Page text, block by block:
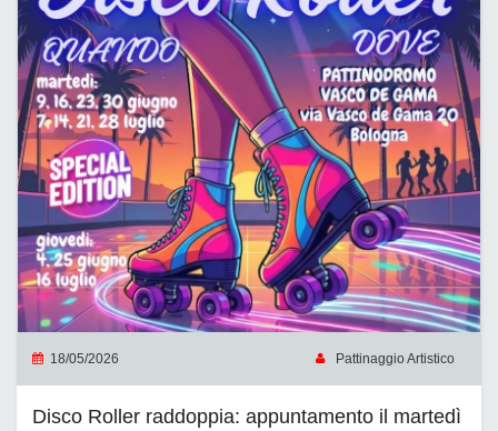
18/05/2026 Pattinaggio Artistico
Disco Roller raddoppia: appuntamento il martedì